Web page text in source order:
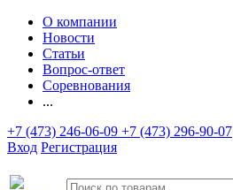
О компании
Новости
Статьи
Вопрос-ответ
Соревнования
...
+7 (473) 246-06-09 +7 (473) 296-90-07
Вход Регистрация